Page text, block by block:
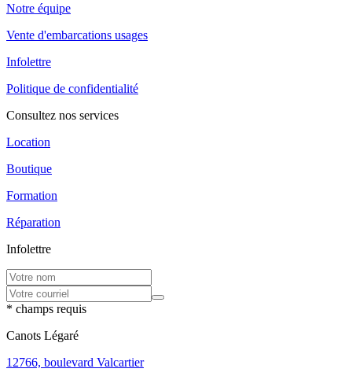
Notre équipe
Vente d'embarcations usages
Infolettre
Politique de confidentialité
Consultez nos services
Location
Boutique
Formation
Réparation
Infolettre
* champs requis
Canots Légaré
12766, boulevard Valcartier